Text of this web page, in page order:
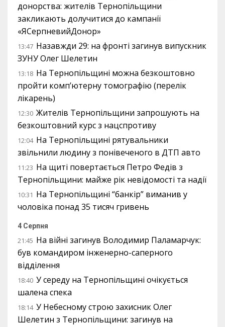
донорства: жителів Тернопільщини
закликають долучитися до кампанії
«ЯСерпневийДонор»
13:47 Назавжди 29: на фронті загинув випускник
ЗУНУ Олег Шелетин
13:18 На Тернопільщині можна безкоштовно
пройти комп’ютерну томографію (перелік
лікарень)
12:30 Жителів Тернопільщини запрошують на
безкоштовний курс з нацспротиву
12:04 На Тернопільщині рятувальники
звільнили людину з понівеченого в ДТП авто
11:23 На щиті повертається Петро Федів з
Тернопільщини: майже рік невідомості та надії
10:31 На Тернопільщині “банкір” виманив у
чоловіка понад 35 тисяч гривень
4 Серпня
21:45 На війні загинув Володимир Паламарчук:
був командиром інженерно-саперного
відділення
18:40 У середу на Тернопільщині очікується
шалена спека
18:14 У Небесному строю захисник Олег
Шелетин з Тернопільщини: загинув на